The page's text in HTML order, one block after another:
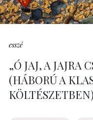
esszé
„Ó JAJ, A JAJRA
(HÁBORÚ A